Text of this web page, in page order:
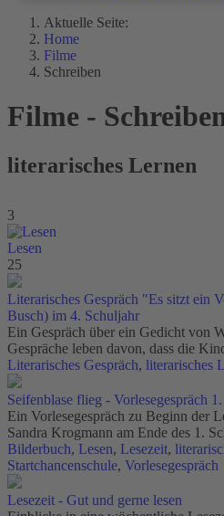
Aktuelle Seite:
Home
Filme
Schreiben
Filme -
literarisches Lernen
3
Lesen
25
Literarisches Gespräch "Es sitzt ein
Busch) im 4. Schuljahr
Ein Gespräch über ein Gedicht von
Gespräche leben davon, dass die
Literarisches Gespräch, literarisches
Seifenblase flieg - Vorlesegespräch
Ein Vorlesegespräch zu Beginn der
Sandra Krogmann am Ende des 1.
Bilderbuch, Lesen, Lesezeit,
Startchancenschule, Vorlesegespräch
Lesezeit - Gut und gerne lesen